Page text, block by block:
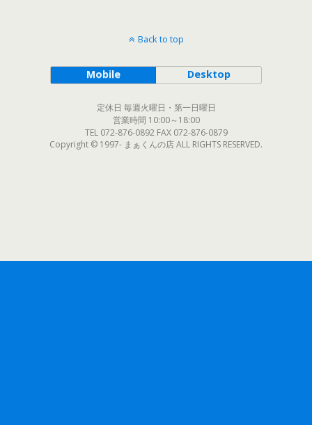
Back to top
Mobile Desktop
定休日 毎週火曜日・第一日曜日
営業時間 10:00～18:00
TEL 072-876-0892 FAX 072-876-0879
Copyright © 1997- まぁくんの店 ALL RIGHTS RESERVED.